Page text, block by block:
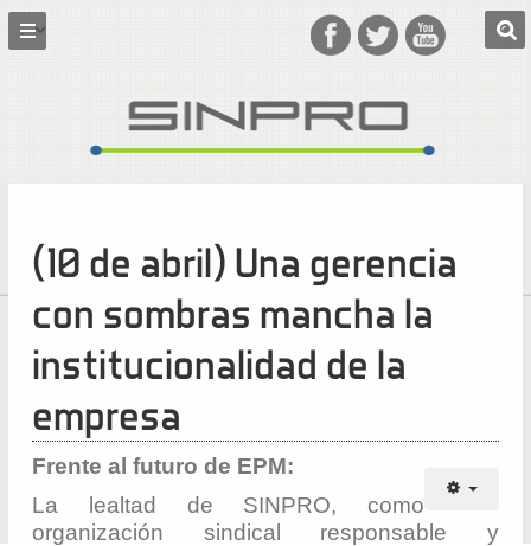
(10 de abril) Una gerencia
con sombras mancha la
institucionalidad de la
empresa
Frente al futuro de EPM:
La lealtad de SINPRO, como
organización sindical responsable y